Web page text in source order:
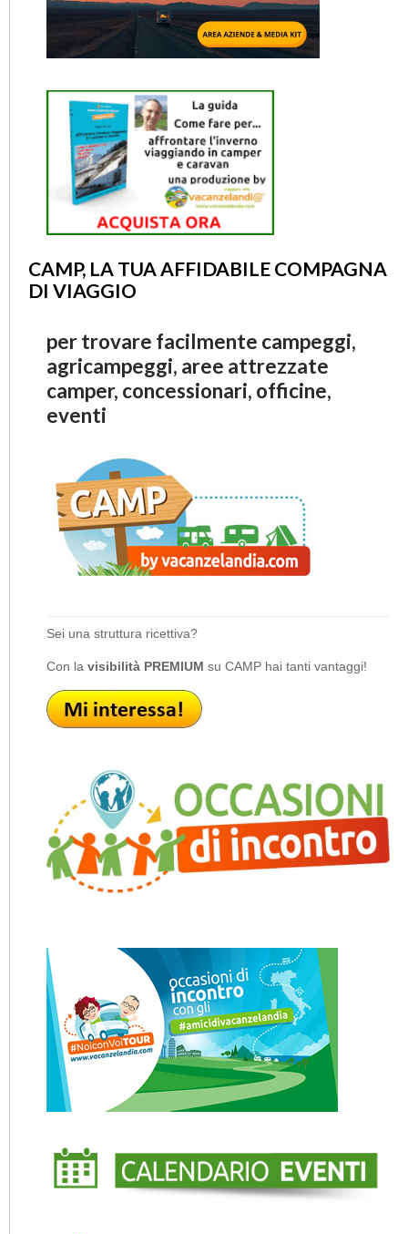
CAMP, LA TUA AFFIDABILE COMPAGNA
DI VIAGGIO
per trovare facilmente campeggi,
agricampeggi, aree attrezzate
camper, concessionari, officine,
eventi
Sei una struttura ricettiva?
Con la visibilità PREMIUM su CAMP hai tanti vantaggi!